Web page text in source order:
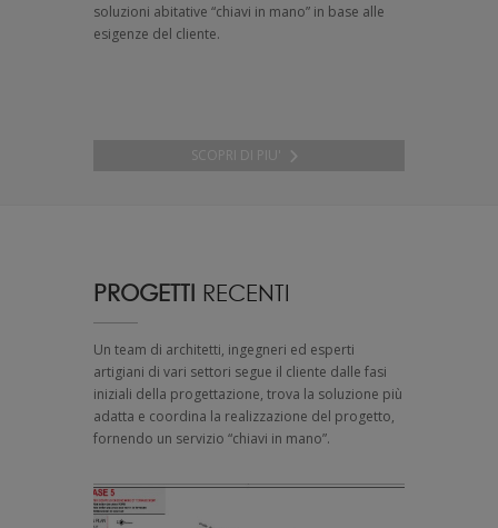
soluzioni abitative “chiavi in mano” in base alle
esigenze del cliente.
SCOPRI DI PIU'
PROGETTI RECENTI
Un team di architetti, ingegneri ed esperti
artigiani di vari settori segue il cliente dalle fasi
iniziali della progettazione, trova la soluzione più
adatta e coordina la realizzazione del progetto,
fornendo un servizio “chiavi in mano”.